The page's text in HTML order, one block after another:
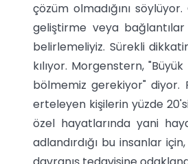
çözüm olmadığını
geliştirme veya
belirlemeliyiz. Sürekli
kılıyor. Morgenstern,
bölmemiz gerekiyor" diyor.
erteleyen kişilerin yüzde
özel hayatlarında yani
adlandırdığı bu insanlar